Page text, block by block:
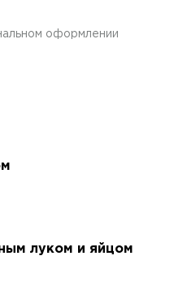
оформлении
луком и яйцом